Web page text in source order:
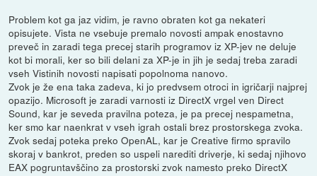
Problem kot ga jaz vidim, je ravno obraten kot ga nekateri
opisujete. Vista ne vsebuje premalo novosti ampak enostavno
preveč in zaradi tega precej starih programov iz XP-jev ne deluje
kot bi morali, ker so bili delani za XP-je in jih je sedaj treba zaradi
vseh Vistinih novosti napisati popolnoma nanovo.
Zvok je že ena taka zadeva, ki jo predvsem otroci in igričarji najprej
opazijo. Microsoft je zaradi varnosti iz DirectX vrgel ven Direct
Sound, kar je seveda pravilna poteza, je pa precej nespametna,
ker smo kar naenkrat v vseh igrah ostali brez prostorskega zvoka.
Zvok sedaj poteka preko OpenAL, kar je Creative firmo spravilo
skoraj v bankrot, preden so uspeli narediti driverje, ki sedaj njihovo
EAX pogruntavščino za prostorski zvok namesto preko DirectX